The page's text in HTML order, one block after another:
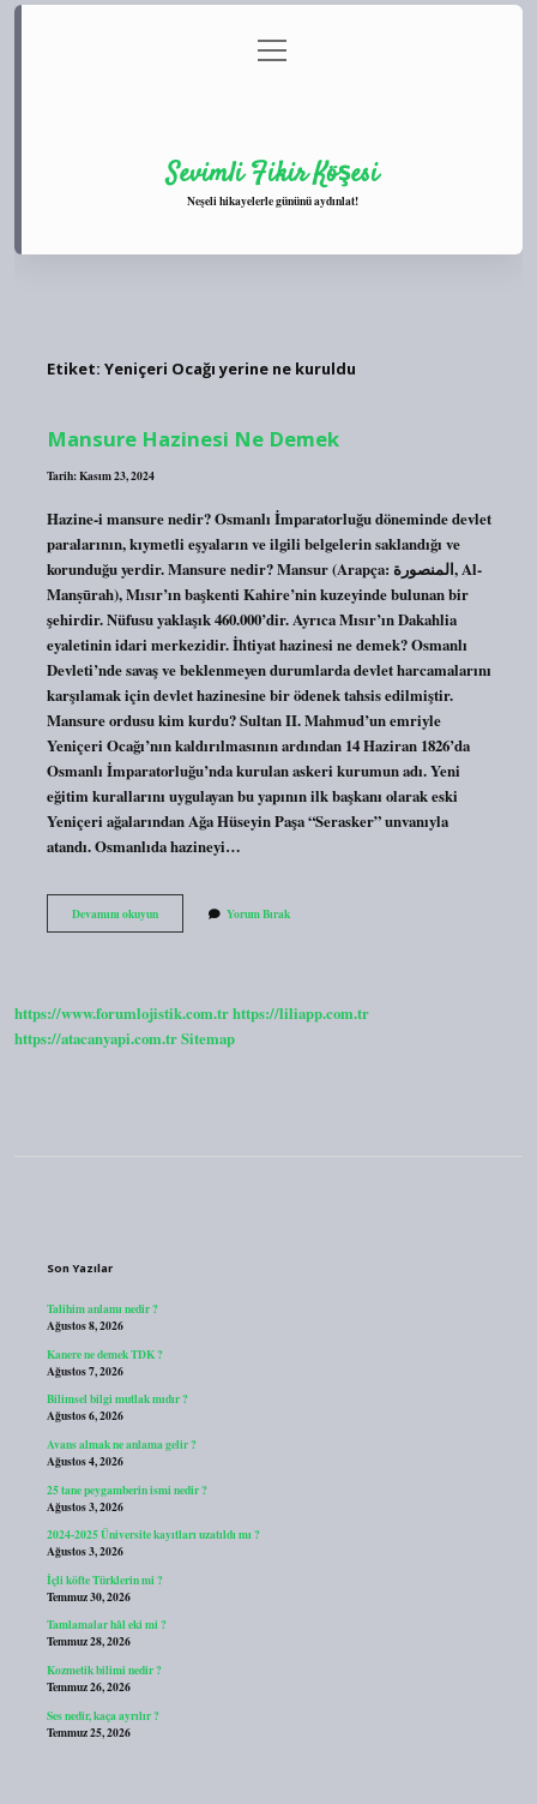
Gizlilik Politikası
menüyü
aç
Sevimli Fikir Köşesi
Neşeli hikayelerle gününü aydınlat!
Etiket: Yeniçeri Ocağı yerine ne kuruldu
Mansure Hazinesi Ne Demek
Tarih: Kasım 23, 2024
Hazine-i mansure nedir? Osmanlı İmparatorluğu döneminde devlet
paralarının, kıymetli eşyaların ve ilgili belgelerin saklandığı ve
korunduğu yerdir. Mansure nedir? Mansur (Arapça: المنصورة, Al-
Manṣūrah), Mısır’ın başkenti Kahire’nin kuzeyinde bulunan bir
şehirdir. Nüfusu yaklaşık 460.000’dir. Ayrıca Mısır’ın Dakahlia
eyaletinin idari merkezidir. İhtiyat hazinesi ne demek? Osmanlı
Devleti’nde savaş ve beklenmeyen durumlarda devlet harcamalarını
karşılamak için devlet hazinesine bir ödenek tahsis edilmiştir.
Mansure ordusu kim kurdu? Sultan II. Mahmud’un emriyle
Yeniçeri Ocağı’nın kaldırılmasının ardından 14 Haziran 1826’da
Osmanlı İmparatorluğu’nda kurulan askeri kurumun adı. Yeni
eğitim kurallarını uygulayan bu yapının ilk başkanı olarak eski
Yeniçeri ağalarından Ağa Hüseyin Paşa “Serasker” unvanıyla
atandı. Osmanlıda hazineyi…
Devamını okuyunMansure
Hazinesi
Yorum Bırak
https://www.forumlojistik.com.trhttps://liliapp.com.tr
https://atacanyapi.com.trSitemap
Son Yazılar
Talihim anlamı nedir ?
Ağustos 8, 2026
Kanere ne demek TDK ?
Ağustos 7, 2026
Bilimsel bilgi mutlak mıdır ?
Ağustos 6, 2026
Avans almak ne anlama gelir ?
Ağustos 4, 2026
25 tane peygamberin ismi nedir ?
Ağustos 3, 2026
2024-2025 Üniversite kayıtları uzatıldı mı ?
Ağustos 3, 2026
İçli köfte Türklerin mi ?
Temmuz 30, 2026
Tamlamalar hâl eki mi ?
Temmuz 28, 2026
Kozmetik bilimi nedir ?
Temmuz 26, 2026
Ses nedir, kaça ayrılır ?
Temmuz 25, 2026